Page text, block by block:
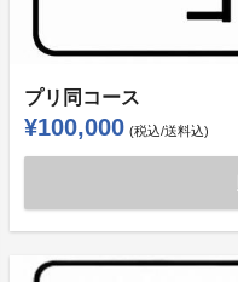
プリ同コース
¥100,000 (税込/送料込)